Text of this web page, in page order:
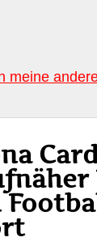
meine